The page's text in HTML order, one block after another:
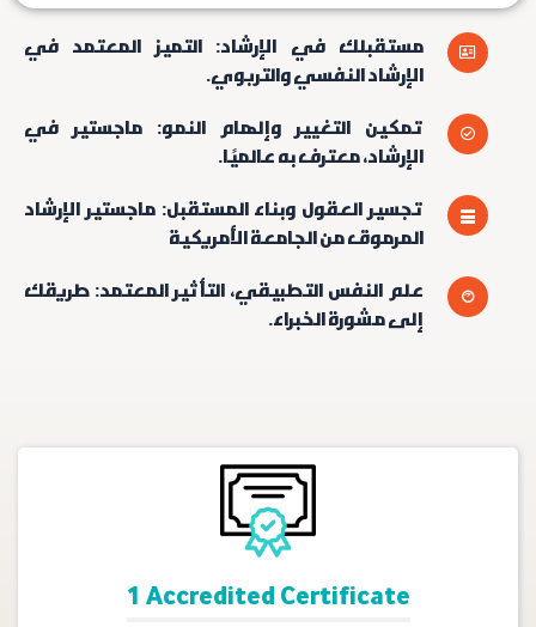
مستقبلك في الإرشاد: ​​التميز المعتمد في
الإرشاد النفسي والتربوي.
تمكين التغيير وإلهام النمو: ماجستير في
الإرشاد، معترف به عالميًا.
تجسير العقول وبناء المستقبل: ماجستير الإرشاد
المرموق من الجامعة الأمريكية
علم النفس التطبيقي، التأثير المعتمد: طريقك
إلى مشورة الخبراء.
1 Accredited Certificate